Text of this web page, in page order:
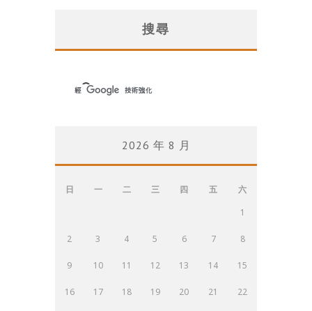
搜尋
2026 年 8 月
日 一 二 三 四 五
六
1
2 3 4 5 6 7 8
9 10 11 12 13 14 15
16 17 18 19 20 21 22